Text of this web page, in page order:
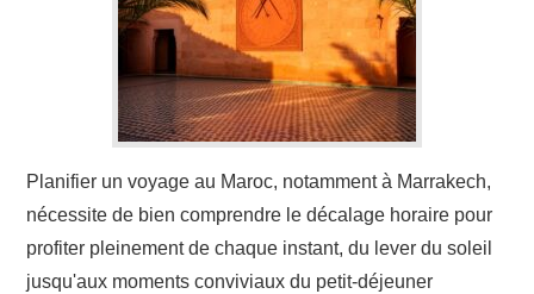
Planifier un voyage au Maroc, notamment à Marrakech,
nécessite de bien comprendre le décalage horaire pour
profiter pleinement de chaque instant, du lever du soleil
jusqu'aux moments conviviaux du petit-déjeuner